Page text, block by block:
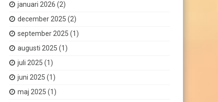
januari 2026 (2)
december 2025 (2)
september 2025 (1)
augusti 2025 (1)
juli 2025 (1)
juni 2025 (1)
maj 2025 (1)